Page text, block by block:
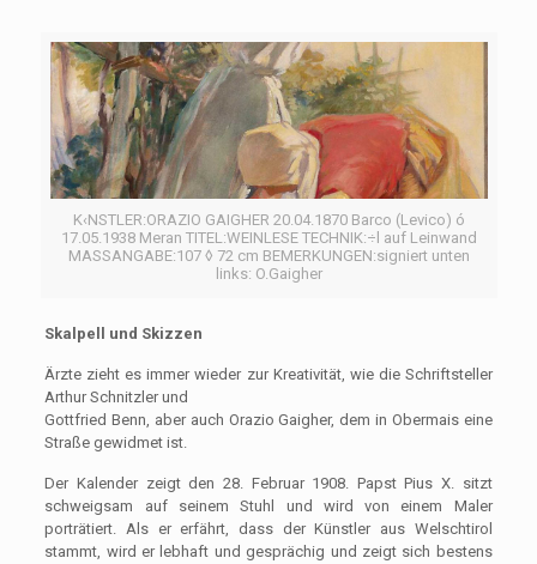
K‹NSTLER:ORAZIO GAIGHER 20.04.1870 Barco (Levico) ó
17.05.1938 Meran TITEL:WEINLESE TECHNIK:÷l auf Leinwand
MASSANGABE:107 ◊ 72 cm BEMERKUNGEN:signiert unten
links: O.Gaigher
Skalpell und Skizzen
Ärzte zieht es immer wieder zur Kreativität, wie die Schriftsteller
Arthur Schnitzler und
Gottfried Benn, aber auch Orazio Gaigher, dem in Obermais eine
Straße gewidmet ist.
Der Kalender zeigt den 28. Februar 1908. Papst Pius X. sitzt
schweigsam auf seinem Stuhl und wird von einem Maler
porträtiert. Als er erfährt, dass der Künstler aus Welschtirol
stammt, wird er lebhaft und gesprächig und zeigt sich bestens